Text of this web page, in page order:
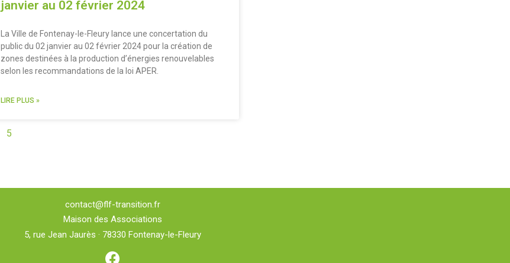
janvier au 02 février 2024
La Ville de Fontenay-le-Fleury lance une concertation du
public du 02 janvier au 02 février 2024 pour la création de
zones destinées à la production d’énergies renouvelables
selon les recommandations de la loi APER.
LIRE PLUS »
5
contact@flf-transition.fr
Maison des Associations
5, rue Jean Jaurès · 78330 Fontenay-le-Fleury